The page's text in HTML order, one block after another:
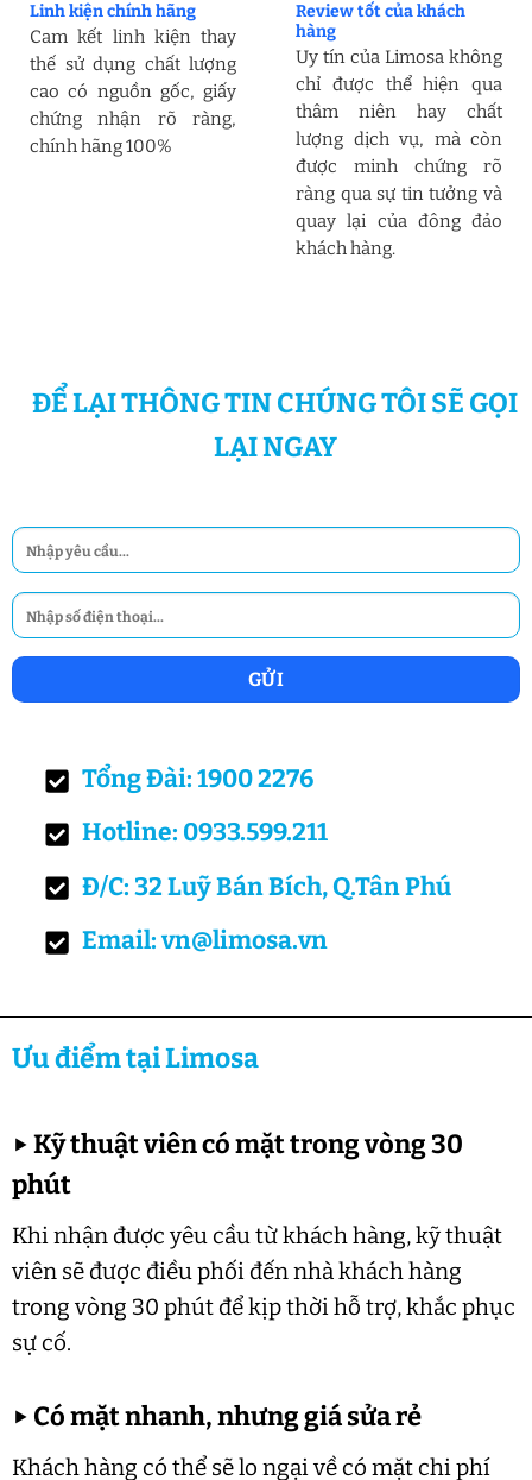
Linh kiện chính hãng
Cam kết linh kiện thay
thế sử dụng chất lượng
cao có nguồn gốc, giấy
chứng nhận rõ ràng,
chính hãng 100%
Review tốt của khách
hàng
Uy tín của Limosa không
chỉ được thể hiện qua
thâm niên hay chất
lượng dịch vụ, mà còn
được minh chứng rõ
ràng qua sự tin tưởng và
quay lại của đông đảo
khách hàng.
ĐỂ LẠI THÔNG TIN CHÚNG TÔI SẼ GỌI
LẠI NGAY
Tổng Đài: 1900 2276
Hotline: 0933.599.211
Đ/C: 32 Luỹ Bán Bích, Q.Tân Phú
Email: vn@limosa.vn
Ưu điểm tại Limosa
▶Kỹ thuật viên có mặt trong vòng 30
phút
Khi nhận được yêu cầu từ khách hàng, kỹ thuật
viên sẽ được điều phối đến nhà khách hàng
trong vòng 30 phút để kịp thời hỗ trợ, khắc phục
sự cố.
▶ Có mặt nhanh, nhưng giá sửa rẻ
Khách hàng có thể sẽ lo ngại về có mặt chi phí